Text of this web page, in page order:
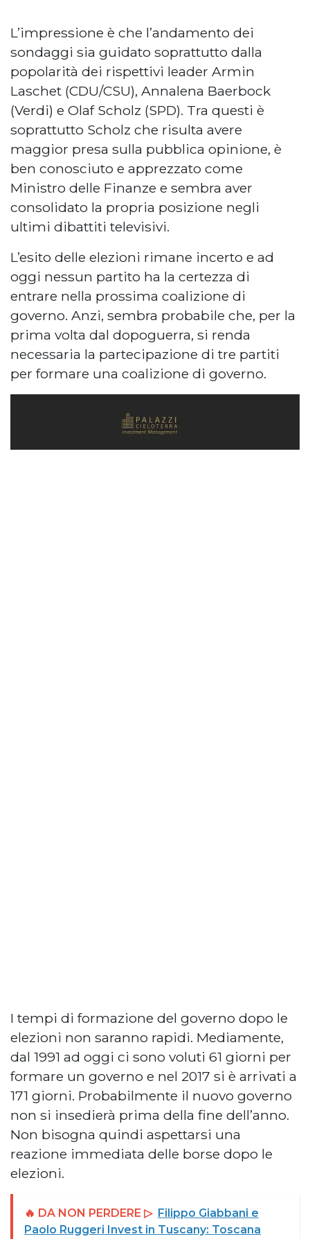
L’impressione è che l’andamento dei
sondaggi sia guidato soprattutto dalla
popolarità dei rispettivi leader Armin
Laschet (CDU/CSU), Annalena Baerbock
(Verdi) e Olaf Scholz (SPD). Tra questi è
soprattutto Scholz che risulta avere
maggior presa sulla pubblica opinione, è
ben conosciuto e apprezzato come
Ministro delle Finanze e sembra aver
consolidato la propria posizione negli
ultimi dibattiti televisivi.
L’esito delle elezioni rimane incerto e ad
oggi nessun partito ha la certezza di
entrare nella prossima coalizione di
governo. Anzi, sembra probabile che, per la
prima volta dal dopoguerra, si renda
necessaria la partecipazione di tre partiti
per formare una coalizione di governo.
I tempi di formazione del governo dopo le
elezioni non saranno rapidi. Mediamente,
dal 1991 ad oggi ci sono voluti 61 giorni per
formare un governo e nel 2017 si è arrivati a
171 giorni. Probabilmente il nuovo governo
non si insedierà prima della fine dell’anno.
Non bisogna quindi aspettarsi una
reazione immediata delle borse dopo le
elezioni.
🔥 DA NON PERDERE ▷ Filippo Giabbani e
Paolo Ruggeri Invest in Tuscany: Toscana